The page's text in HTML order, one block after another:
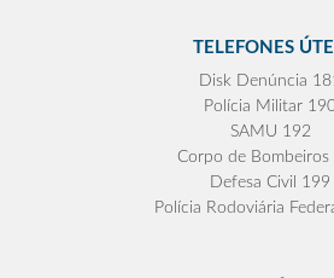
TELEFONES
Disk Denúncia
Polícia Militar
SAMU 192
Corpo de Bombeiros
Defesa Civil 199
Polícia Rodoviária